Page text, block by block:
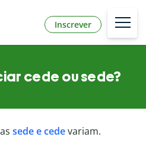
Inscrever
cede ou sede?
sede e cedevariam.